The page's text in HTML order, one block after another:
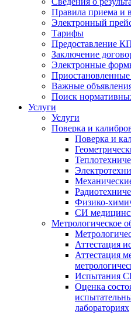
Правила приема и
Электронный
Тарифы
Предоставление
Заключение
Электронные
Приостановленные
Важные
Поиск
Услуги
Услуги
Поверка и
Поверка и
Физико-
СИ
Метрологическое
Аттестация
Аттестация
Испытания
Оценка
лабораториях